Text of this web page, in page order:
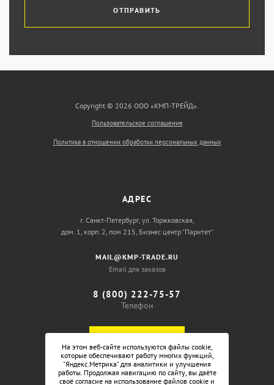
ОТПРАВИТЬ
Copyright © 2026 ООО «КМП-ТРЕЙД».
Пользовательское соглашение
Политика в отношении обработки персональных данных
АДРЕС
г. Санкт-Петербург, ул. Торжковская,
дом. 1, корп. 2, пом 215, Бизнес центр “Паритет”
MAIL@KMP-TRADE.RU
Email для заказов
8 (800) 222-75-57
Телефон
На этом веб-сайте используются файлы cookie,
которые обеспечивают работу многих функций,
"Яндекс.Метрика" для аналитики и улучшения
работы. Продолжая навигацию по сайту, вы даёте
своё согласие на использование файлов cookie и